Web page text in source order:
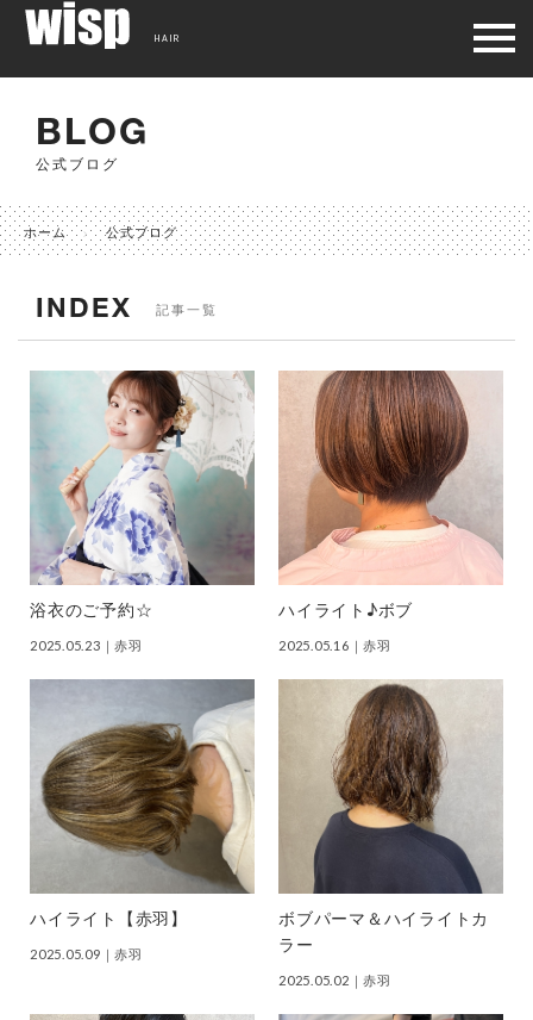
BLOG
公式ブログ
ホーム 公式ブログ
INDEX 記事一覧
浴衣のご予約☆
2025.05.23 ｜赤羽
ハイライト♪ボブ
2025.05.16 ｜赤羽
ハイライト【赤羽】
2025.05.09 ｜赤羽
ボブパーマ＆ハイライトカ
ラー
2025.05.02 ｜赤羽
HAIR